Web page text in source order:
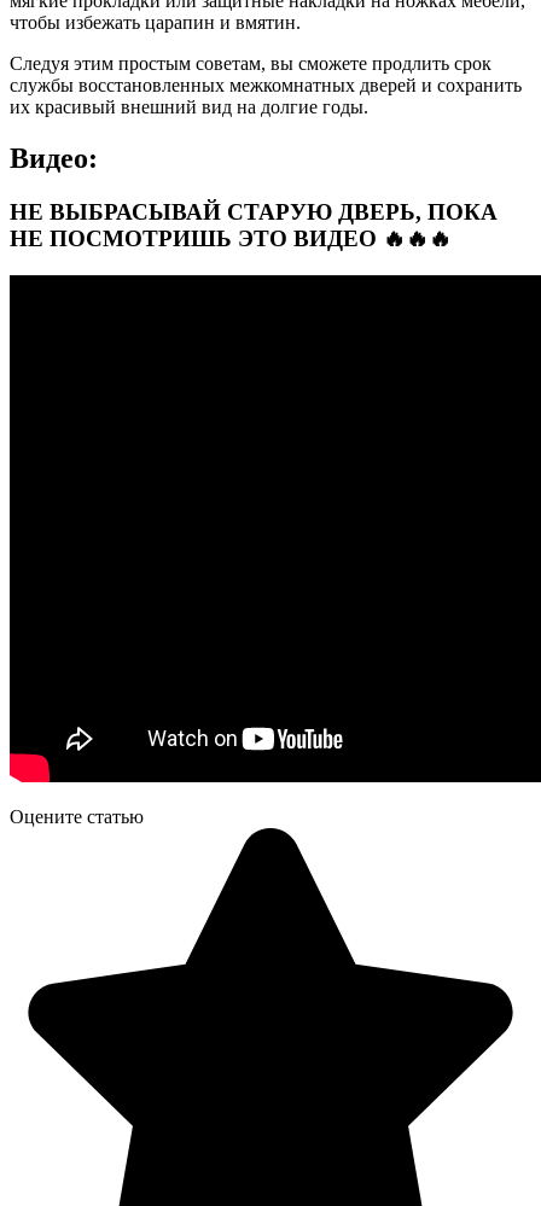
чтобы избежать царапин и вмятин.
Следуя этим простым советам, вы сможете продлить срок
службы восстановленных межкомнатных дверей и сохранить
их красивый внешний вид на долгие годы.
Видео:
НЕ ВЫБРАСЫВАЙ СТАРУЮ ДВЕРЬ, ПОКА
НЕ ПОСМОТРИШЬ ЭТО ВИДЕО 🔥🔥🔥
Оцените статью